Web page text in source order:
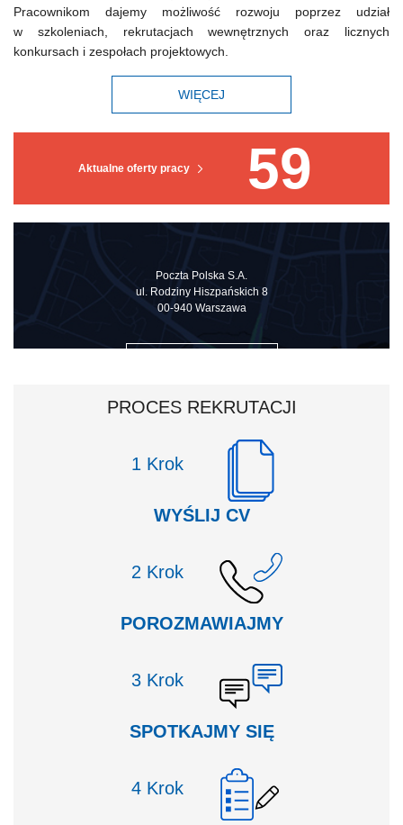
Aktualne oferty pracy 59
Poczta Polska S.A.
ul. Rodziny Hiszpańskich 8
00-940 Warszawa
Pracownikom dajemy możliwość rozwoju poprzez udział
w szkoleniach, rekrutacjach wewnętrznych oraz licznych
konkursach i zespołach projektowych.
WIĘCEJ
PROCES REKRUTACJI
Krok
WYŚLIJ CV
Krok
POROZMAWIAJMY
Krok
SPOTKAJMY SIĘ
Krok